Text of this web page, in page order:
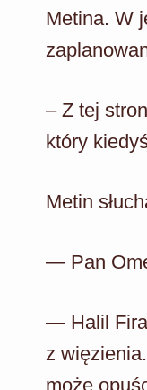
Metina. W
– Z tej
który
Metin
— Pan
— Halil
z
może